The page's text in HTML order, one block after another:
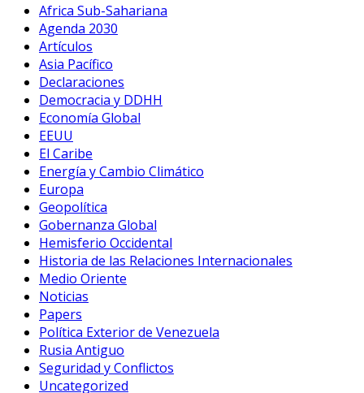
Africa Sub-Sahariana
Agenda 2030
Artículos
Asia Pacífico
Declaraciones
Democracia y DDHH
Economía Global
EEUU
El Caribe
Energía y Cambio Climático
Europa
Geopolítica
Gobernanza Global
Hemisferio Occidental
Historia de las Relaciones Internacionales
Medio Oriente
Noticias
Papers
Política Exterior de Venezuela
Rusia Antiguo
Seguridad y Conflictos
Uncategorized